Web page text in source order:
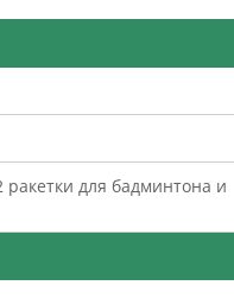
ракетки для бадминтона и